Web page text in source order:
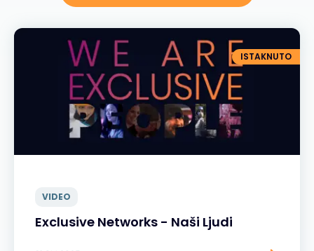
ISTAKNUTO
VIDEO
Exclusive Networks - Naši Ljudi